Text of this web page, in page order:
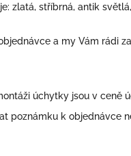
zlatá, stříbrná, antik
a my Vám rádi
úchytky jsou v ceně
poznámku k objednávce